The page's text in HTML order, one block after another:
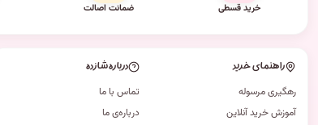
خرید قسطی ضمانت اصالت
راهنمای خرید
رهگیری مرسوله
آموزش خرید آنلاین
درباره شازده
تماس با ما
درباره‌ی ما